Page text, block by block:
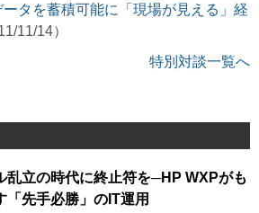
タを蓄積可能に「現場が見える」経
11/14）
特別対談一覧へ
乱立の時代に終止符を─HP WXPがも
「先手必勝」のIT運用